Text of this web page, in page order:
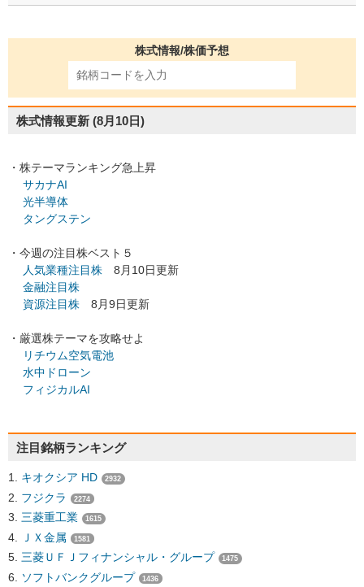
株式情報/株価予想
株式情報更新 (8月10日)
・株テーマランキング急上昇
サカナAI
光半導体
タングステン
・今週の注目株ベスト５
人気業種注目株 8月10日更新
金融注目株
資源注目株 8月9日更新
・厳選株テーマを攻略せよ
リチウム空気電池
水中ドローン
フィジカルAI
注目銘柄ランキング
キオクシア HD 2932
フジクラ 2274
三菱重工業 1615
ＪＸ金属 1581
三菱ＵＦＪフィナンシャル・グループ 1475
ソフトバンクグループ 1436